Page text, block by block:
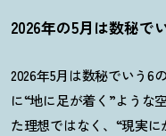
2026年の5月は数秘で
2026年5月は数秘でいう6
に“地に足が着く ”ような
た理想ではなく、 “現実に